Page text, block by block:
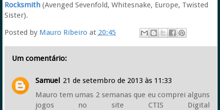
Rocksmith(Avenged Sevenfold, Whitesnake, Europe, Twisted
Sister).
Posted by Mauro Ribeiro at 20:45
Um comentário:
Samuel 21 de setembro de 2013 às 11:33
Mauro tem umas 2 semanas que eu comprei alguns
jogos no site CTIS Digital